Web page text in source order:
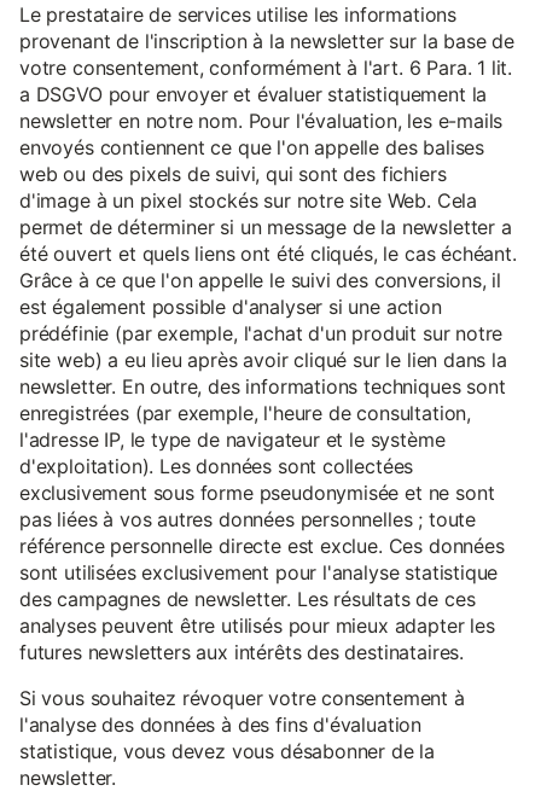
Le prestataire de services utilise les informations
provenant de l'inscription à la newsletter sur la base de
votre consentement, conformément à l'art. 6 Para. 1 lit.
a DSGVO pour envoyer et évaluer statistiquement la
newsletter en notre nom. Pour l'évaluation, les e-mails
envoyés contiennent ce que l'on appelle des balises
web ou des pixels de suivi, qui sont des fichiers
d'image à un pixel stockés sur notre site Web. Cela
permet de déterminer si un message de la newsletter a
été ouvert et quels liens ont été cliqués, le cas échéant.
Grâce à ce que l'on appelle le suivi des conversions, il
est également possible d'analyser si une action
prédéfinie (par exemple, l'achat d'un produit sur notre
site web) a eu lieu après avoir cliqué sur le lien dans la
newsletter. En outre, des informations techniques sont
enregistrées (par exemple, l'heure de consultation,
l'adresse IP, le type de navigateur et le système
d'exploitation). Les données sont collectées
exclusivement sous forme pseudonymisée et ne sont
pas liées à vos autres données personnelles ; toute
référence personnelle directe est exclue. Ces données
sont utilisées exclusivement pour l'analyse statistique
des campagnes de newsletter. Les résultats de ces
analyses peuvent être utilisés pour mieux adapter les
futures newsletters aux intérêts des destinataires.
Si vous souhaitez révoquer votre consentement à
l'analyse des données à des fins d'évaluation
statistique, vous devez vous désabonner de la
newsletter.